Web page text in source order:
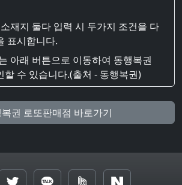
재지 둘다 입력 시 두가지 조건을 다
표시합니다.
아래 버튼으로 이동하여 동행복권
할 수 있습니다.(출처 - 동행복권)
권 로또판매점 바로가기